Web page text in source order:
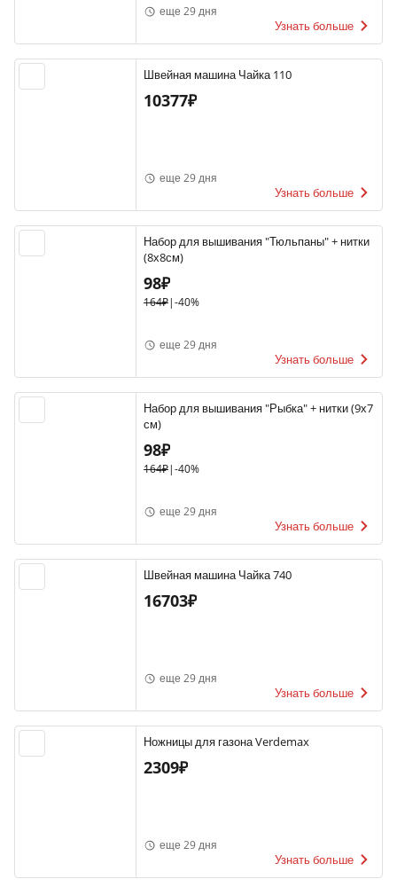
еще 29 дня
Узнать больше
Швейная машина Чайка 110
10377₽
еще 29 дня
Узнать больше
Набор для вышивания "Тюльпаны" + нитки
(8х8см)
98₽
164₽|-40%
еще 29 дня
Узнать больше
Набор для вышивания "Рыбка" + нитки (9х7
см)
98₽
164₽|-40%
еще 29 дня
Узнать больше
Швейная машина Чайка 740
16703₽
еще 29 дня
Узнать больше
Ножницы для газона Verdemax
2309₽
еще 29 дня
Узнать больше